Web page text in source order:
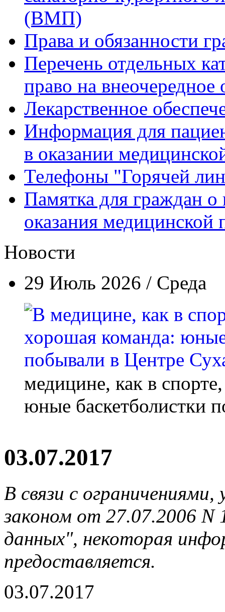
(ВМП)
Права и обязанности
Перечень отдельных
право на
Лекарственное
Информация для
в оказании
Телефоны "Горячей
Памятка для граждан о
оказания
Новости
29 Июль 2026 / Среда
медицине, как в
юные баскетболистки
03.07.2017
В связи с
законом от 27.07.2006
данных", некоторая
предоставляется.
03.07.2017